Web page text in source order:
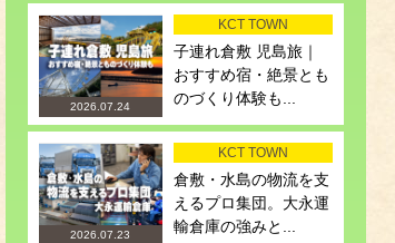
2026.07.24
KCT TOWN
子連れ倉敷 児島旅｜
おすすめ宿・絶景とも
のづくり体験も...
2026.07.23
KCT TOWN
倉敷・水島の物流を支
えるプロ集団。大永運
輸倉庫の強みと...